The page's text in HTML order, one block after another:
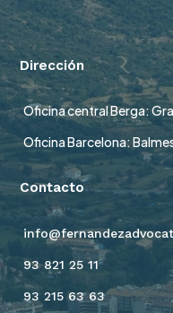
Dirección
Oficina central Berga:
Oficina Barcelona:
Contacto
93 821 25 11
93 215 63 63